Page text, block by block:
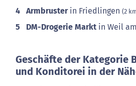
4 Armbrusterin Friedlingen (2
5 DM-Drogerie Markt in Weil
Geschäfte der Kategorie
und Konditorei in der